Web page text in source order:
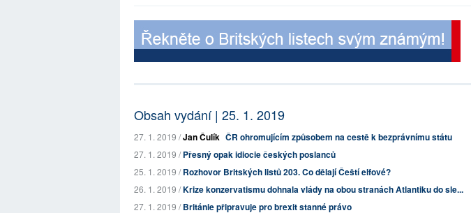
Obsah vydání | 25. 1. 2019
27. 1. 2019 /Jan Čulík ČR ohromujícím způsobem na cestě k bezprávnímu státu
27. 1. 2019 /Přesný opak idiocie českých poslanců
25. 1. 2019 /Rozhovor Britských listů 203. Co dělají Čeští elfové?
26. 1. 2019 /Krize konzervatismu dohnala vlády na obou stranách Atlantiku do sle...
27. 1. 2019 /Británie připravuje pro brexit stanné právo